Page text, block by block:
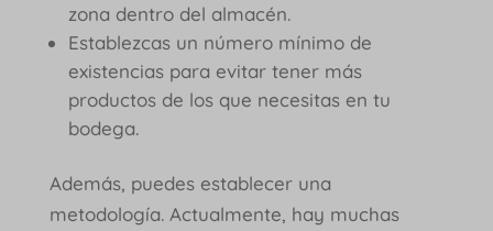
zona dentro del almacén.
Establezcas un número mínimo de
existencias para evitar tener más
productos de los que necesitas en tu
bodega.
Además, puedes establecer una
metodología. Actualmente, hay muchas